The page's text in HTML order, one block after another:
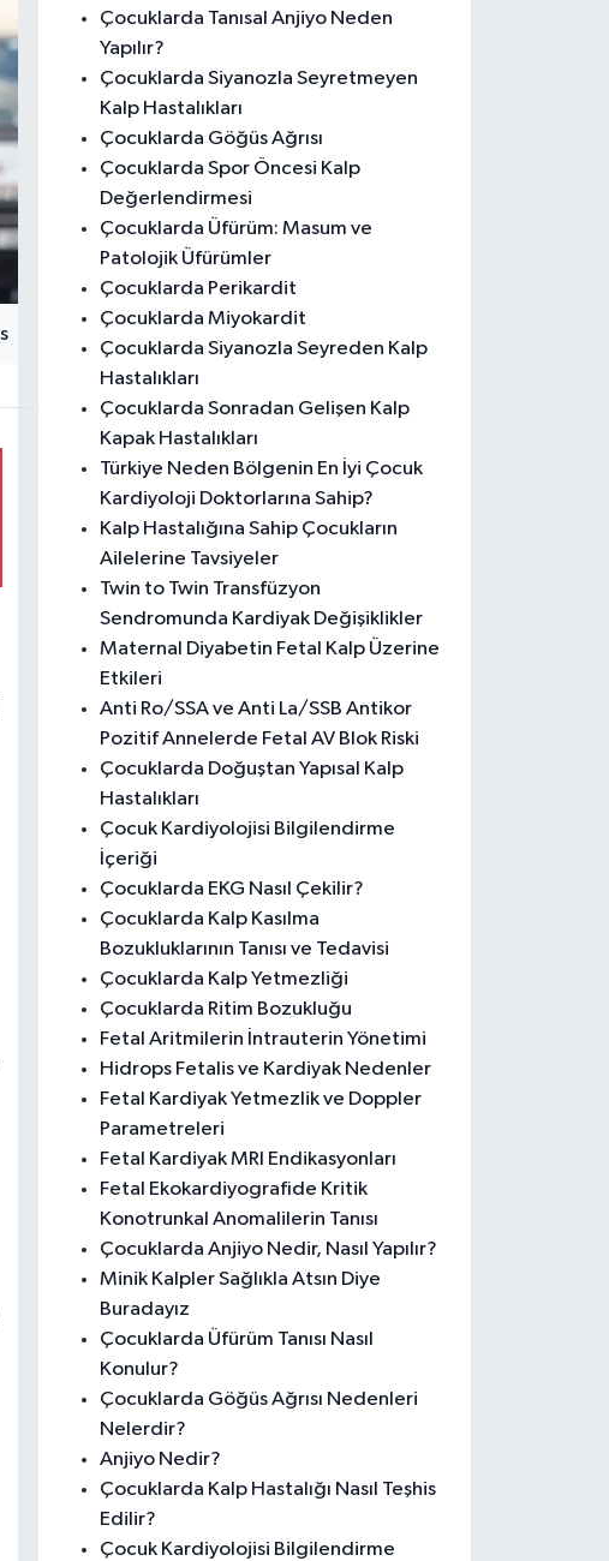
Çocuklarda Tanısal Anjiyo Neden
Yapılır?
Çocuklarda Siyanozla Seyretmeyen
Kalp Hastalıkları
Çocuklarda Göğüs Ağrısı
Çocuklarda Spor Öncesi Kalp
Değerlendirmesi
Çocuklarda Üfürüm: Masum ve
Patolojik Üfürümler
Çocuklarda Perikardit
Çocuklarda Miyokardit
Çocuklarda Siyanozla Seyreden Kalp
Hastalıkları
Çocuklarda Sonradan Gelişen Kalp
Kapak Hastalıkları
Türkiye Neden Bölgenin En İyi Çocuk
Kardiyoloji Doktorlarına Sahip?
Kalp Hastalığına Sahip Çocukların
Ailelerine Tavsiyeler
Twin to Twin Transfüzyon
Sendromunda Kardiyak Değişiklikler
Maternal Diyabetin Fetal Kalp Üzerine
Etkileri
Anti Ro/SSA ve Anti La/SSB Antikor
Pozitif Annelerde Fetal AV Blok Riski
Çocuklarda Doğuştan Yapısal Kalp
Hastalıkları
Çocuk Kardiyolojisi Bilgilendirme
İçeriği
Çocuklarda EKG Nasıl Çekilir?
Çocuklarda Kalp Kasılma
Bozukluklarının Tanısı ve Tedavisi
Çocuklarda Kalp Yetmezliği
Çocuklarda Ritim Bozukluğu
Fetal Aritmilerin İntrauterin Yönetimi
Hidrops Fetalis ve Kardiyak Nedenler
Fetal Kardiyak Yetmezlik ve Doppler
Parametreleri
Fetal Kardiyak MRI Endikasyonları
Fetal Ekokardiyografide Kritik
Konotrunkal Anomalilerin Tanısı
Çocuklarda Anjiyo Nedir, Nasıl Yapılır?
Minik Kalpler Sağlıkla Atsın Diye
Buradayız
Çocuklarda Üfürüm Tanısı Nasıl
Konulur?
Çocuklarda Göğüs Ağrısı Nedenleri
Nelerdir?
Anjiyo Nedir?
Çocuklarda Kalp Hastalığı Nasıl Teşhis
Edilir?
Çocuk Kardiyolojisi Bilgilendirme